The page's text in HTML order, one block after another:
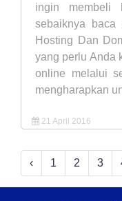
ingin membeli
sebaiknya
Hosting Dan
yang perlu Anda
online melalui
mengharapkan
21 April 2016
‹ 1 2 3